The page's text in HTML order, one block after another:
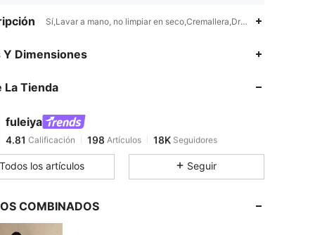
Sí,Lavar a mano, no limpiar en seco,Cremallera,Drapeado,Fruncido
Y Dimensiones
La Tienda
fuleiya
4.81
4.81 Calificación
l***apagó Hace 15 horas
4.81
4.81 198
Todos los artículos Seguir
COMBINADOS